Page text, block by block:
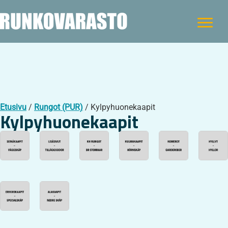
Etusivu / Rungot (PUR) / Kylpyhuonekaapit
Kylpyhuonekaapit